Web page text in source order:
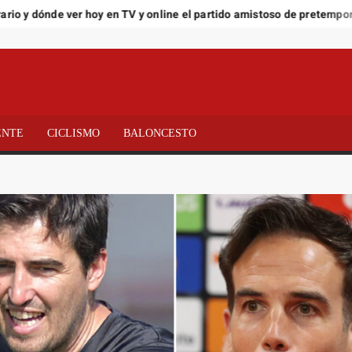
dónde ver hoy en TV y online el partido amistoso de pretemporada
CICLISMO BALONCESTO